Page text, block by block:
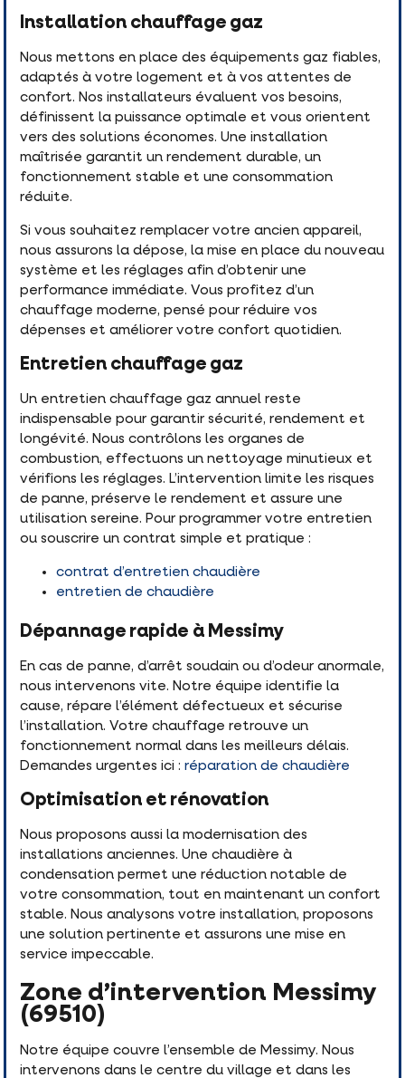
Installation chauffage gaz
Nous mettons en place des équipements gaz fiables,
adaptés à votre logement et à vos attentes de
confort. Nos installateurs évaluent vos besoins,
définissent la puissance optimale et vous orientent
vers des solutions économes. Une installation
maîtrisée garantit un rendement durable, un
fonctionnement stable et une consommation
réduite.
Si vous souhaitez remplacer votre ancien appareil,
nous assurons la dépose, la mise en place du nouveau
système et les réglages afin d’obtenir une
performance immédiate. Vous profitez d’un
chauffage moderne, pensé pour réduire vos
dépenses et améliorer votre confort quotidien.
Entretien chauffage gaz
Un entretien chauffage gaz annuel reste
indispensable pour garantir sécurité, rendement et
longévité. Nous contrôlons les organes de
combustion, effectuons un nettoyage minutieux et
vérifions les réglages. L’intervention limite les risques
de panne, préserve le rendement et assure une
utilisation sereine. Pour programmer votre entretien
ou souscrire un contrat simple et pratique :
contrat d’entretien chaudière
entretien de chaudière
Dépannage rapide à Messimy
En cas de panne, d’arrêt soudain ou d’odeur anormale,
nous intervenons vite. Notre équipe identifie la
cause, répare l’élément défectueux et sécurise
l’installation. Votre chauffage retrouve un
fonctionnement normal dans les meilleurs délais.
Demandes urgentes ici : réparation de chaudière
Optimisation et rénovation
Nous proposons aussi la modernisation des
installations anciennes. Une chaudière à
condensation permet une réduction notable de
votre consommation, tout en maintenant un confort
stable. Nous analysons votre installation, proposons
une solution pertinente et assurons une mise en
service impeccable.
Zone d’intervention Messimy
(69510)
Notre équipe couvre l’ensemble de Messimy. Nous
intervenons dans le centre du village et dans les